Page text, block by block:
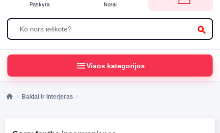
search
Paskyra Norai
menuVisos kategorijos
Baldai ir interjeras